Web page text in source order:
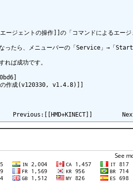
ージェントの操作]]の「コマンドによるエージ
なったら、メニューバーの「Service」→「
れば成功です。
の作成(v120330, v1.4.8)]]